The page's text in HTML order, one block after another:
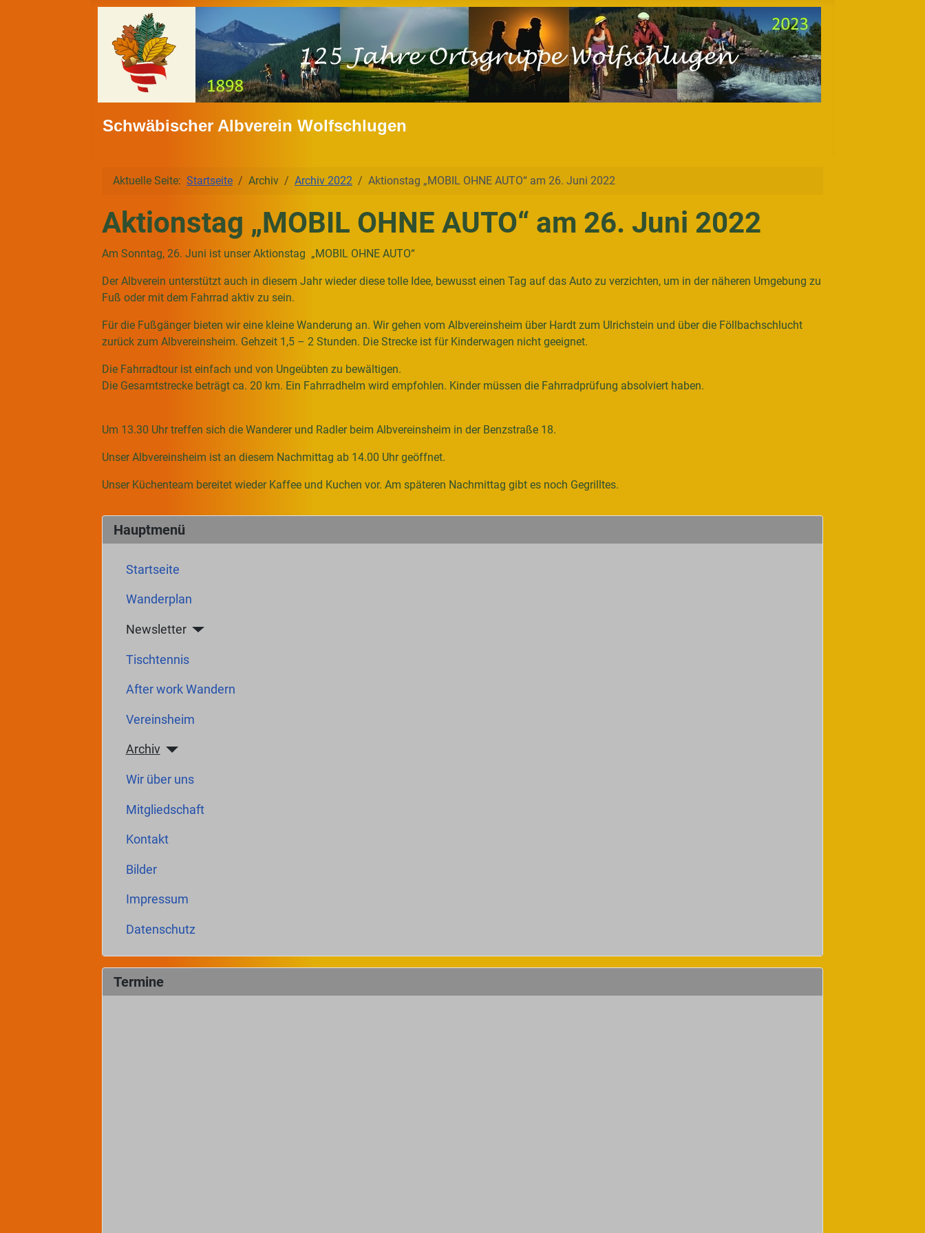
Schwäbischer Albverein Wolfschlugen
Hauptmenü
Startseite
Wanderplan
Newsletter
Tischtennis
After work Wandern
Vereinsheim
Archiv
Wir über uns
Mitgliedschaft
Kontakt
Bilder
Impressum
Datenschutz
Termine
Aktuelle Seite: Startseite Archiv Archiv 2022 Aktionstag „MOBIL OHNE AUTO“ am 26. Juni 2022
Aktionstag „MOBIL OHNE AUTO“ am 26. Juni 2022
Am Sonntag, 26. Juni ist unser Aktionstag „MOBIL OHNE AUTO“
Der Albverein unterstützt auch in diesem Jahr wieder diese tolle Idee, bewusst einen Tag auf das Auto zu verzichten, um in der näheren Umgebung zu
Fuß oder mit dem Fahrrad aktiv zu sein.
Für die Fußgänger bieten wir eine kleine Wanderung an. Wir gehen vom Albvereinsheim über Hardt zum Ulrichstein und über die Föllbachschlucht
zurück zum Albvereinsheim. Gehzeit 1,5 – 2 Stunden. Die Strecke ist für Kinderwagen nicht geeignet.
Die Fahrradtour ist einfach und von Ungeübten zu bewältigen.
Die Gesamtstrecke beträgt ca. 20 km. Ein Fahrradhelm wird empfohlen. Kinder müssen die Fahrradprüfung absolviert haben.
Um 13.30 Uhr treffen sich die Wanderer und Radler beim Albvereinsheim in der Benzstraße 18.
Unser Albvereinsheim ist an diesem Nachmittag ab 14.00 Uhr geöffnet.
Unser Küchenteam bereitet wieder Kaffee und Kuchen vor. Am späteren Nachmittag gibt es noch Gegrilltes.